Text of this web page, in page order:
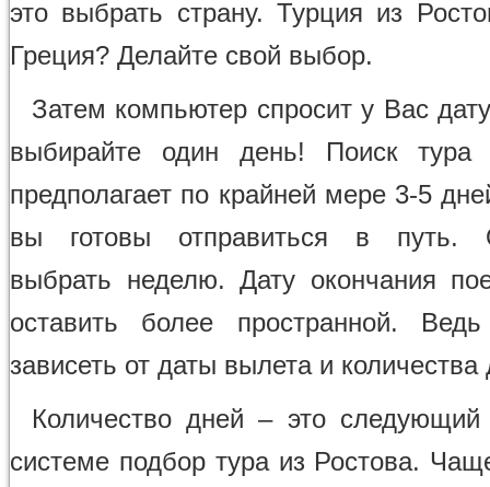
это выбрать страну. Турция из
Греция? Делайте свой выбор.
Затем компьютер спросит у Вас
выбирайте один день! Поиск тура
предполагает по крайней мере 3-5
вы готовы отправиться в путь.
выбрать неделю. Дату окончания
оставить более пространной.
зависеть от даты вылета и количества
Количество дней – это
системе подбор тура из Ростова.